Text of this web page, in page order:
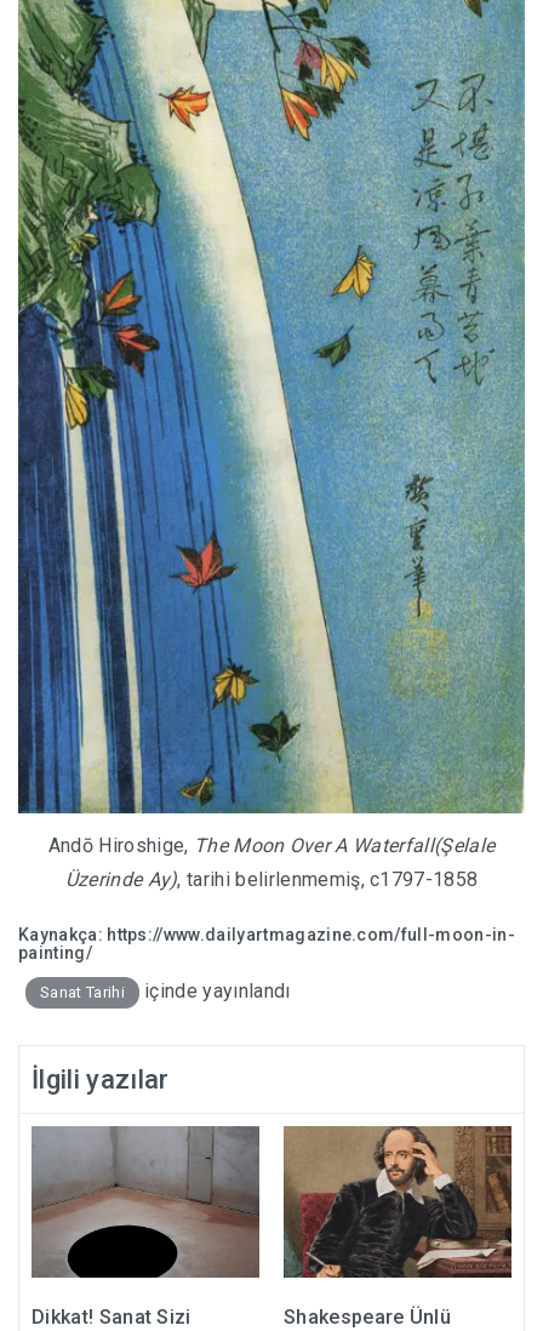
Andō Hiroshige, The Moon Over A Waterfall(Şelale
Üzerinde Ay), tarihi belirlenmemiş, c1797-1858
Kaynakça: https://www.dailyartmagazine.com/full-moon-in-
painting/
Sanat Tarihi içinde yayınlandı
İlgili yazılar
Dikkat! Sanat Sizi
Shakespeare Ünlü